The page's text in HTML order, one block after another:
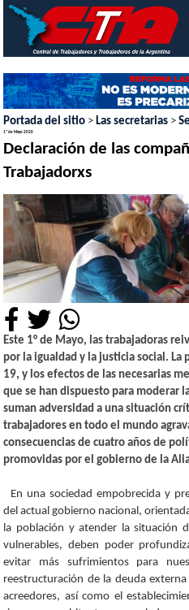
Portada del sitio > Las secretarias >
1º de Mayo 2020
Declaración de las
Trabajadorxs
Este 1° de Mayo, las trabajadoras
por la igualdad y la justicia social. La
19, y los efectos de las necesarias
que se han dispuesto para moderar
suman adversidad a una situación
trabajadores en todo el mundo
consecuencias de cuatro años de
promovidas por el gobierno de la
En una sociedad empobrecida y
del actual gobierno nacional,
la población y atender la situación
vulnerables, deben poder
evitar más sufrimientos para
reestructuración de la deuda
acreedores, así como el